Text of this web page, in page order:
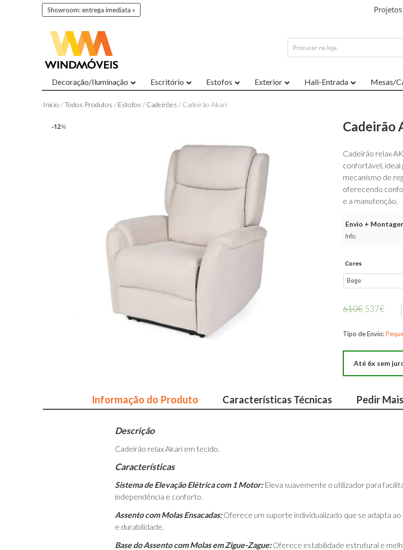
Showroom: entrega imediata »
Decoração/Iluminação Escritório Estofos Exterior Hall-Entrada Mesas/
Início /Todos Produtos / Estofos / Cadeirões / Cadeirão Akari
%
12%
12 Cadeirão
Cadeirão relax
confortável, ideal
mecanismo de
oferecendo
e a manutenção.
Envio +
Info.
Cores
610€537€
Tipo de Envio:
Até 6x sem
Informação do Produto Características Técnicas Pedir
Descrição
Cadeirão relax Akari em tecido.
Características
Sistema de Elevação Elétrica com 1 Motor: Eleva suavemente o utilizador para
independência e conforto.
Assento com Molas Ensacadas:Oferece um suporte individualizado que se adapta
e durabilidade.
Base do Assento com Molas em Zigue-Zague:Oferece estabilidade estrutural e